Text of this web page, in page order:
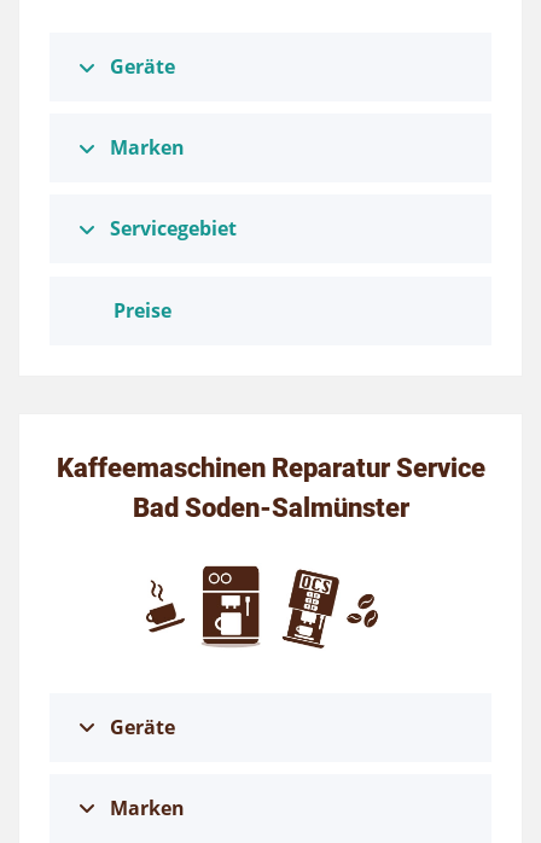
Geräte
Marken
Servicegebiet
Preise
Kaffeemaschinen Reparatur Service
Bad Soden-Salmünster
Geräte
Marken